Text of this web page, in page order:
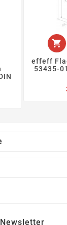

effeff
53435-
Newsletter